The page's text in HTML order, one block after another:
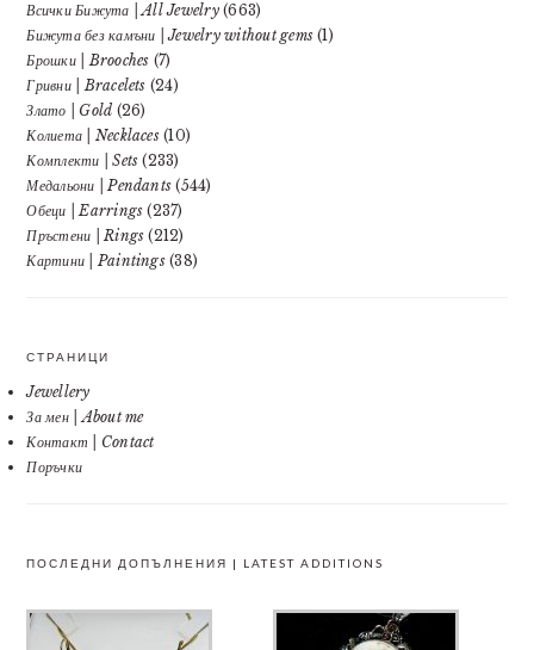
Всички Бижута | All Jewelry(663)
Бижута без камъни | Jewelry without gems (1)
Брошки | Brooches (7)
Гривни | Bracelets (24)
Злато | Gold (26)
Колиета | Necklaces(10)
Комплекти | Sets (233)
Медальони | Pendants (544)
Обеци | Earrings (237)
Пръстени | Rings (212)
Картини | Paintings(38)
СТРАНИЦИ
Jewellery
За мен | About me
Контакт | Contact
Поръчки
ПОСЛЕДНИ ДОПЪЛНЕНИЯ | LATEST ADDITIONS